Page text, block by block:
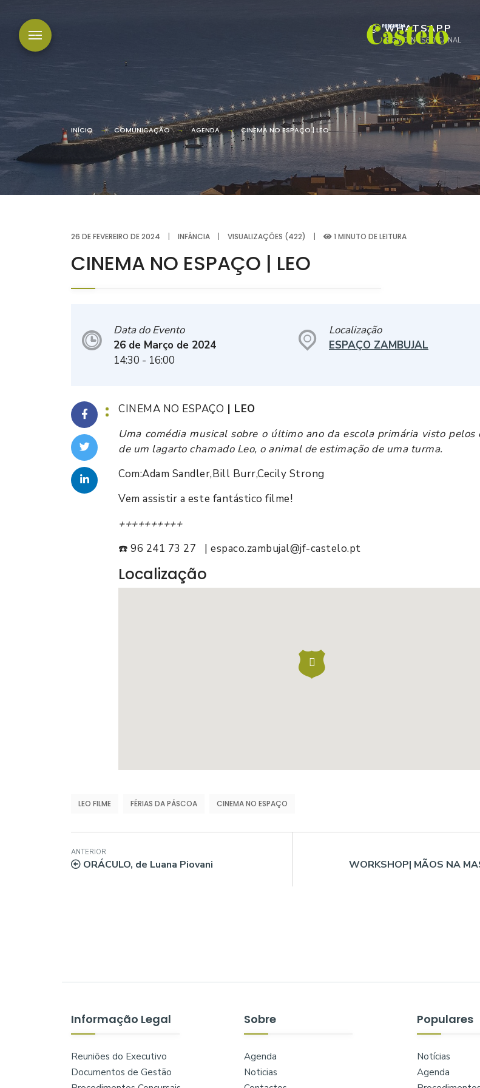
WHATSAPP
SIGA O NOSSO CANAL
INÍCIO COMUNICAÇÃO AGENDA CINEMA NO ESPAÇO | LEO
26 DE FEVEREIRO DE 2024 | INFÂNCIA | VISUALIZAÇÕES (422) | 1 MINUTO DE LEITURA
CINEMA NO ESPAÇO | LEO
Data do Evento
26 de Março de 2024
14:30 - 16:00
Localização
ESPAÇO ZAMBUJAL
CINEMA NO ESPAÇO | LEO
Uma comédia musical sobre o último ano da escola primária visto pelos
de um lagarto chamado Leo, o animal de estimação de uma turma.
Com:Adam Sandler,Bill Burr,Cecily Strong
Vem assistir a este fantástico filme!
++++++++++
☎️ 96 241 73 27 | espaco.zambujal@jf-castelo.pt
Localização
LEO FILME FÉRIAS DA PÁSCOA CINEMA NO ESPAÇO
ANTERIOR
ORÁCULO, de Luana Piovani WORKSHOP| MÃOS NA
Informação Legal
Reuniões do Executivo
Documentos de Gestão
Sobre
Agenda
Noticias
Populares
Notícias
Agenda